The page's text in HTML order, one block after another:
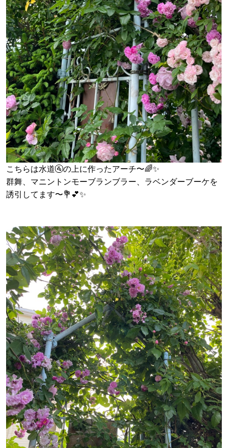
こちらは水道🚰の上に作ったアーチ〜🌈✨
群舞、マニントンモーブランブラー、ラベンダーブーケを
誘引してます〜💐💕✨